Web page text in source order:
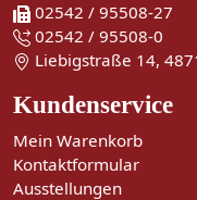
02542 / 95508-27
02542 / 95508-0
Liebigstraße 14,
Kundenservice
Mein Warenkorb
Kontaktformular
Ausstellungen